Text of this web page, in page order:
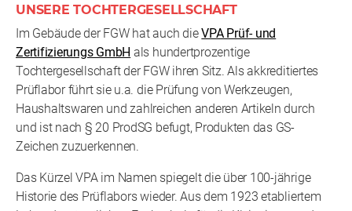
UNSERE TOCHTERGESELLSCHAFT
Im Gebäude der FGW hat auch dieVPA Prüf- und
Zertifizierungs GmbH als hundertprozentige
Tochtergesellschaft der FGW ihren Sitz. Als akkreditiertes
Prüflabor führt sie u.a. die Prüfung von Werkzeugen,
Haushaltswaren und zahlreichen anderen Artikeln durch
und ist nach § 20 ProdSG befugt, Produkten das GS-
Zeichen zuzuerkennen.
Das Kürzel VPA im Namen spiegelt die über 100-jährige
Historie des Prüflabors wieder. Aus dem 1923 etabliertem